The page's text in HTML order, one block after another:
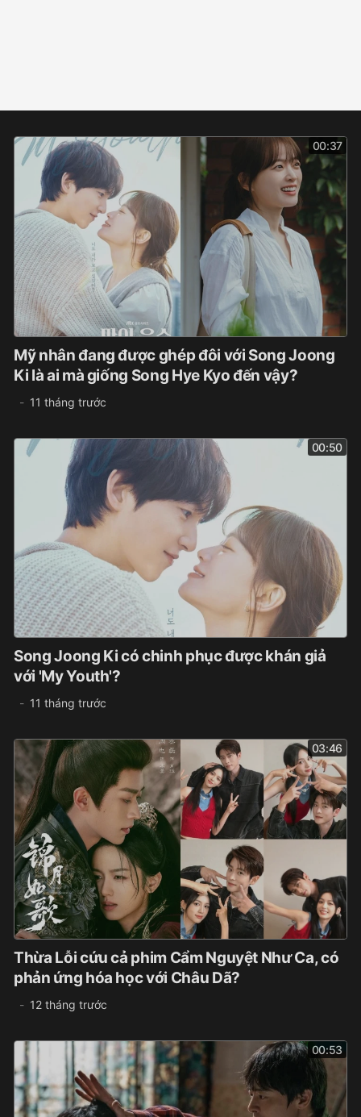
00:37
Mỹ nhân đang được ghép đôi với Song Joong
Ki là ai mà giống Song Hye Kyo đến vậy?
11 tháng trước
00:50
Song Joong Ki có chinh phục được khán giả
với 'My Youth'?
11 tháng trước
03:46
Thừa Lỗi cứu cả phim Cẩm Nguyệt Như Ca, có
phản ứng hóa học với Châu Dã?
12 tháng trước
00:53